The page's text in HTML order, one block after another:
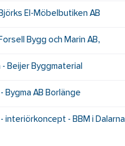
El-Möbelbutiken AB
Bygg och Marin AB,
- Beijer Byggmaterial
Bygma AB Borlänge
interiörkoncept - BBM i Dalarna